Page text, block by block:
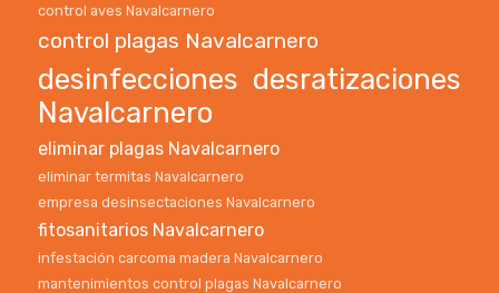
control aves Navalcarnero
control plagas Navalcarnero
desinfecciones desratizaciones
Navalcarnero
eliminar plagas Navalcarnero
eliminar termitas Navalcarnero
empresa desinsectaciones Navalcarnero
fitosanitarios Navalcarnero
infestación carcoma madera Navalcarnero
mantenimientos control plagas Navalcarnero